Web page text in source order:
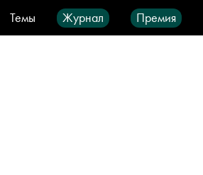
Темы Журнал Премия
Видео Город IT-продукты